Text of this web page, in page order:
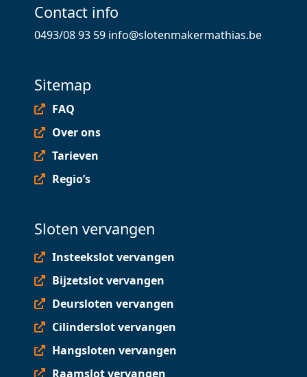
Contact info
0493/08 93 59 info@slotenmakermathias.be
Sitemap
FAQ
Over ons
Tarieven
Regio’s
Sloten vervangen
Insteekslot vervangen
Bijzetslot vervangen
Deursloten vervangen
Cilinderslot vervangen
Hangsloten vervangen
Raamslot vervangen